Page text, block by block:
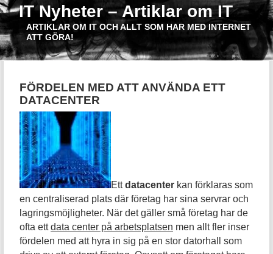
IT Nyheter – Artiklar om IT
ARTIKLAR OM IT OCH ALLT SOM HAR MED INTERNET
ATT GÖRA!
FÖRDELEN MED ATT ANVÄNDA ETT
DATACENTER
Ettdatacenter kan förklaras som
en centraliserad plats där företag har sina servrar och
lagringsmöjligheter. När det gäller små företag har de
ofta ettdata center på arbetsplatsen men allt fler inser
fördelen med att hyra in sig på en stor datorhall som